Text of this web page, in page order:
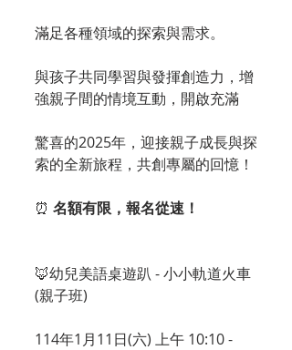
滿足各種領域的探索與需求。
與孩子共同學習與發揮創造力，增
強親子間的情境互動，開啟充滿
驚喜的2025年，迎接親子成長與探
索的全新旅程，共創專屬的回憶！
⏰ 名額有限，報名從速！
🦊幼兒美語桌遊趴 - 小小軌道火車
(親子班)
114年1月11日(六) 上午 10:10 -